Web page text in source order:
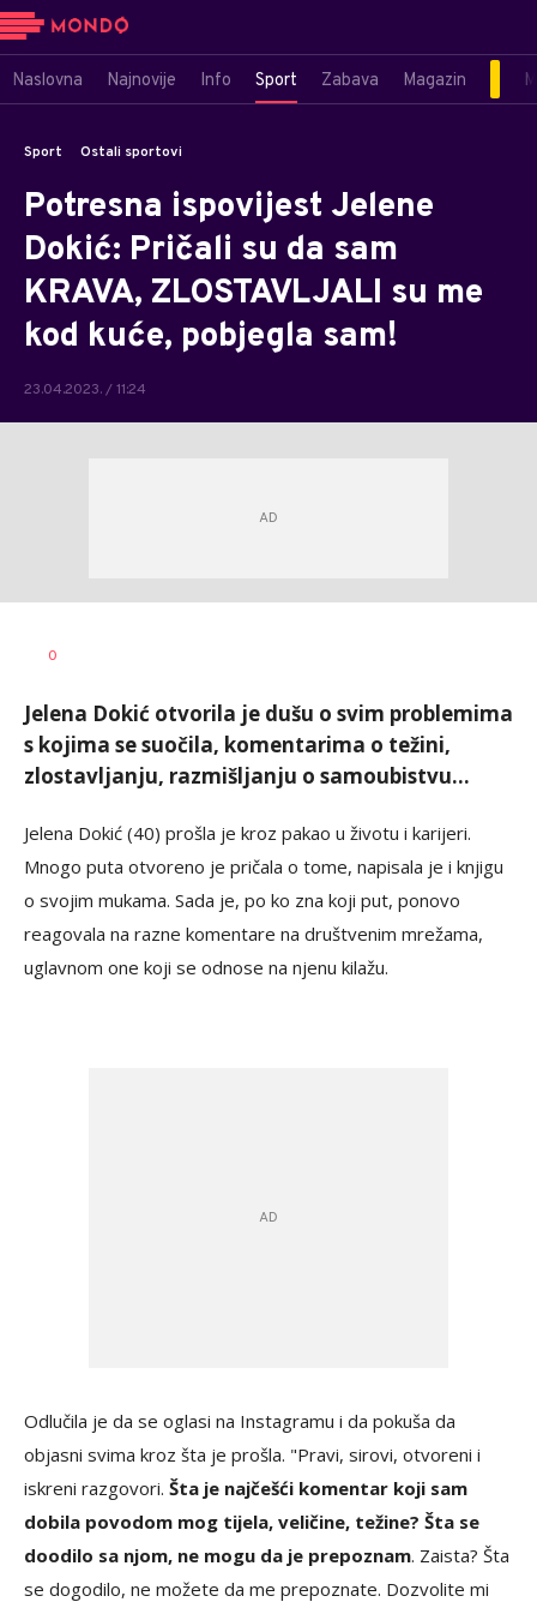
Naslovna Najnovije Info Sport Zabava Magazin
Sport Ostali sportovi
Potresna ispovijest Jelene
Dokić: Pričali su da sam
KRAVA, ZLOSTAVLJALI su me
kod kuće, pobjegla sam!
23.04.2023. / 11:24
AUTOR
0
Jelena Dokić otvorila je dušu o svim problemima
s kojima se suočila, komentarima o težini,
zlostavljanju, razmišljanju o samoubistvu...
Jelena Dokić (40) prošla je kroz pakao u životu i karijeri.
Mnogo puta otvoreno je pričala o tome, napisala je i knjigu
o svojim mukama. Sada je, po ko zna koji put, ponovo
reagovala na razne komentare na društvenim mrežama,
uglavnom one koji se odnose na njenu kilažu.
Odlučila je da se oglasi na Instagramu i da pokuša da
objasni svima kroz šta je prošla. "Pravi, sirovi, otvoreni i
iskreni razgovori. Šta je najčešći komentar koji sam
dobila povodom mog tijela, veličine, težine? Šta se
doodilo sa njom, ne mogu da je prepoznam. Zaista? Šta
se dogodilo, ne možete da me prepoznate. Dozvolite mi